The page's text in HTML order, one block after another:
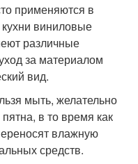
применяются в
виниловые
различные
за материалом
вид.
мыть, желательно
в то время как
влажную
средств.